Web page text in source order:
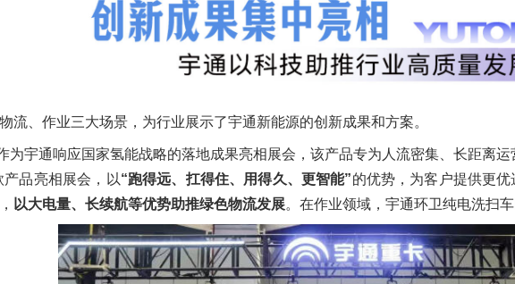
流、作业三大场景，为行业展示了宇通新能源的创新成果和方案。
为宇通响应国家氢能战略的落地成果亮相展会，该产品专为人流密集、长距离
品亮相展会，以“跑得远、扛得住、用得久、更智能”的优势，为客户提供更
以大电量、长续航等优势助推绿色物流发展。在作业领域，宇通环卫纯电洗扫